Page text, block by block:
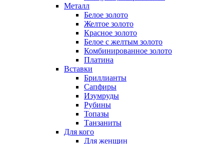
Металл
Белое золото
Желтое золото
Красное золото
Белое с желтым золото
Комбинированное золото
Платина
Вставки
Бриллианты
Сапфиры
Изумруды
Рубины
Топазы
Танзаниты
Для кого
Для женщин